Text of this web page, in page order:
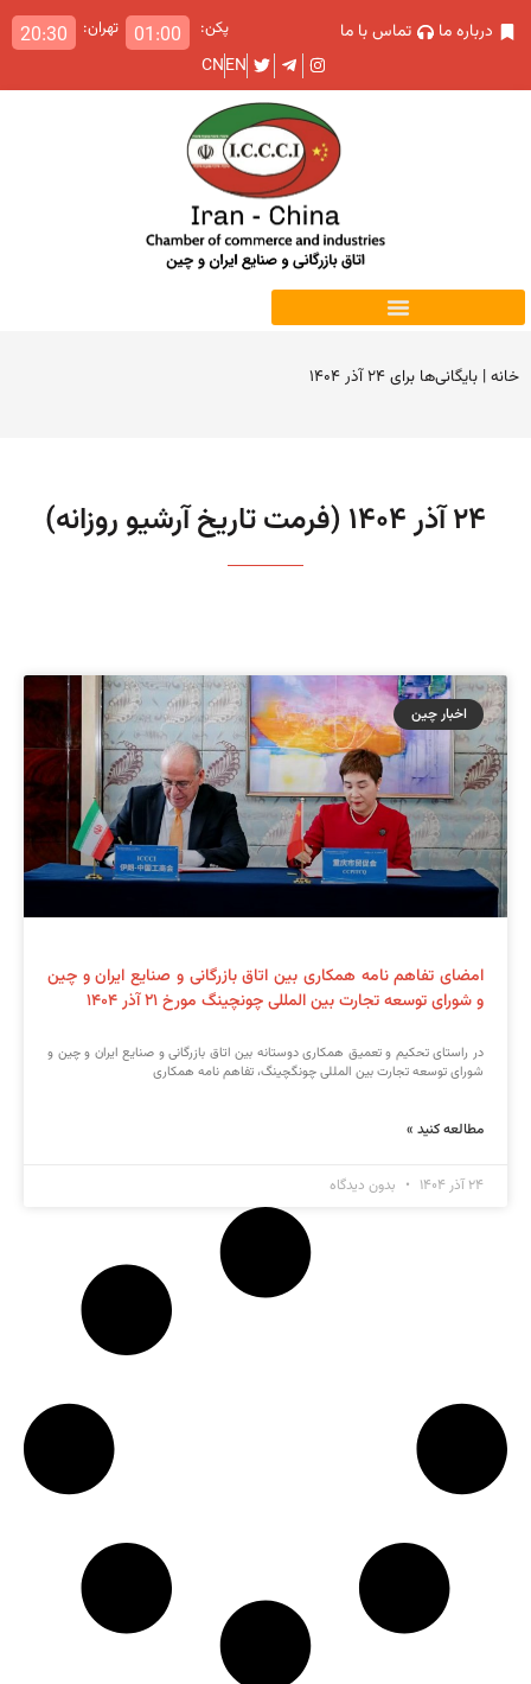
درباره ما تماس با ما پکن: 01:00 تهران: 20:30
EN
CN
خانه| بایگانی‌ها برای ۲۴ آذر ۱۴۰۴
۲۴ آذر ۱۴۰۴ (فرمت تاریخ آرشیو روزانه)
اخبار چین
امضای تفاهم نامه همکاری بین اتاق بازرگانی و صنایع ایران و چین
و شورای توسعه تجارت بین المللی چونچینگ مورخ ۲۱ آذر ۱۴۰۴
در راستای تحکیم و تعمیق همکاری دوستانه بین اتاق بازرگانی و صنایع ایران و چین و
شورای توسعه تجارت بین المللی چونگچینگ، تفاهم نامه همکاری
مطالعه کنید »
۲۴ آذر ۱۴۰۴ بدون دیدگاه